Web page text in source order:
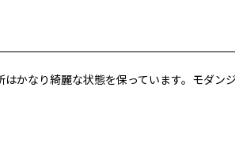
なり綺麗な状態を保っています。モダン